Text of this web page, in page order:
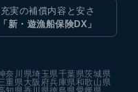
充実の補償内容と安さ
「新・遊漁船保険DX」
奈川県埼玉県千葉県茨城県
重県 大阪府兵庫県和歌山県